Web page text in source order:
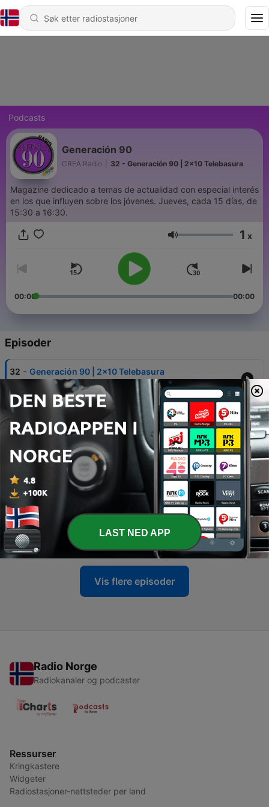
Podcasts
Generación 90
CREA Radio 32 - Generación 90 | 2x10 Telebasura
Magazine dedicado a temas de actualidad con especial interés
en los que influyen sobre los jóvenes. Jueves, cada 15 días, de
15:30 a 16:30.
Volum 1 x
00:00 00:00
Episoder
32 - Generación 90 | 2x10 Telebasura
31 - Generación 90 | 2x09 Cambio climático
22 mars 2017
30 - Generación 90 | 2x08 Erasmus
08 mars 2017
29 - Generación 90 | 2x07 Consumismo
22 feb. 2017
28 - Generación 90 | 2x06 Educación
30 nov. 2016
Vis flere episoder
Radio Norge
Radiokanaler og podcaster
Ressurser
Kringkastere
Widgeter
Radiostasjoner-nettsteder per land
LAST NED APP